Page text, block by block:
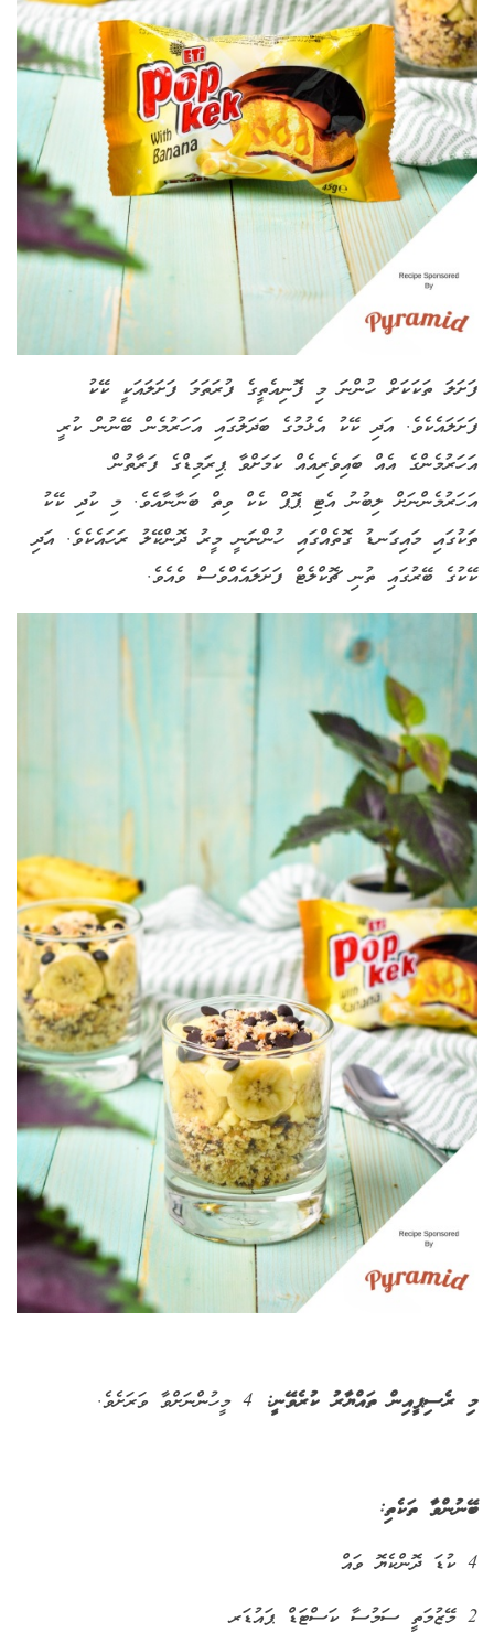
ފަށަލަ ތަކަކަށް ހުންނަ މި ފޮނިއެތީގެ ފުރަތަމަ ފަށަލައަކީ ކޭކު
ފަށަލައެކެވެ. އަދި ކޭކު އެޅުމުގެ ބަދަލުގައި އަހަރުމެން ބޭނުން ކުރީ
އަހަރުމެންގެ އެއް ބައިވެރިއެއް ކަމަށްވާ ޕިރަމިޑްގެ ފަރާތުން
އަހަރުމެންނަށް ލިބުނު އެޓި ޕޮޕް ކެކް ވިތް ބަނާނާއެވެ. މި ކުދި ކޭކު
ތަކުގައި މައިގަނޑު ގޮތެއްގައި ހުންނަނީ މީރު ދޮންކޭލު ރަހައެކެވެ. އަދި
ކޭކުގެ ބޭރުގައި ތުނި ޗޮކްލެޓް ފަށަލައެއްވެސް ވެއެވެ.
މި ރެސިޕީއިން ތައްޔާރު ކުރެވޭނީ:
ބޭނުންވާ ތަކެތި:
4 ކުޑަ ދޮންކެޔޮ ވައް
2 މޭޒުމަތީ ސަމުސާ ކަސްޓަޑް ޕައުޑަރ